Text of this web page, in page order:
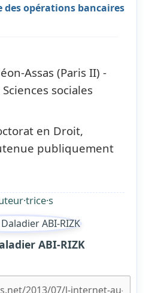
des opérations bancaires
Assas (Paris II) -
sociales
en Droit,
publiquement
ABI-RIZK